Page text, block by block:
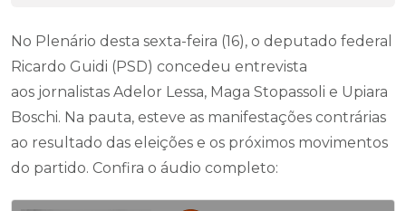
No Plenário desta sexta-feira (16), o deputado federal
Ricardo Guidi (PSD) concedeu entrevista
aos jornalistas Adelor Lessa, Maga Stopassoli e Upiara
Boschi. Na pauta, esteve as manifestações contrárias
ao resultado das eleições e os próximos movimentos
do partido. Confira o áudio completo: